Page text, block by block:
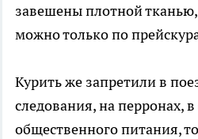
завешены плотной
можно только по
Курить же запретили в
следования, на перронах,
общественного питания,